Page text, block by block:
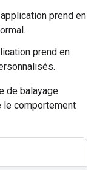
prend en
prend en
de balayage
le comportement